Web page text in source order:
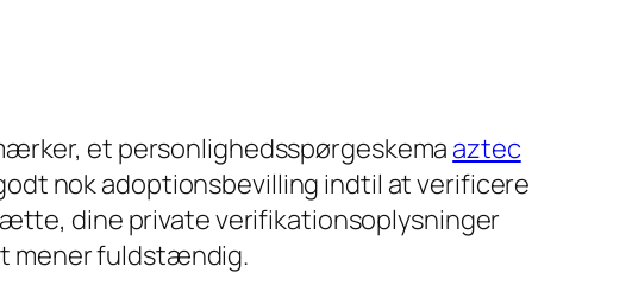
et personlighedsspørgeskema aztec
nok adoptionsbevilling indtil at verificere
dine private verifikationsoplysninger
mener fuldstændig.